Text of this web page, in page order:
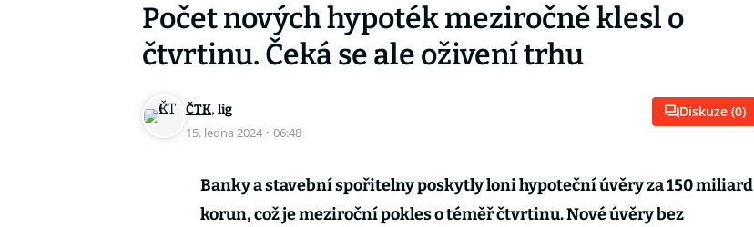
Počet nových hypoték meziročně klesl o
čtvrtinu. Čeká se ale oživení trhu
ČTK, lig
15. ledna 2024 · 06:48
Diskuze (0)
Banky a stavební spořitelny poskytly loni hypoteční úvěry za 150 miliard
korun, což je meziroční pokles o téměř čtvrtinu. Nové úvěry bez